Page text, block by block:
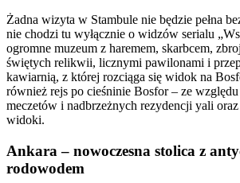
Żadna wizyta w Stambule nie będzie pełna
nie chodzi tu wyłącznie o widzów serialu
ogromne muzeum z haremem, skarbcem,
świętych relikwii, licznymi pawilonami i
kawiarnią, z której rozciąga się widok na
również rejs po cieśninie Bosfor – ze względu
meczetów i nadbrzeżnych rezydencji yali
widoki.
Ankara – nowoczesna stolica z
rodowodem